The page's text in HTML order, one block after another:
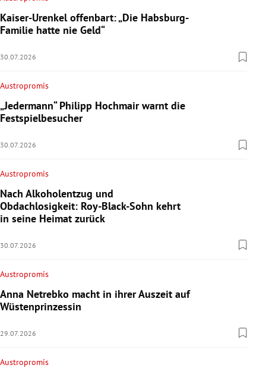
Kaiser-Urenkel offenbart: „Die Habsburg-
Familie hatte nie Geld“
30.07.2026
Austropromis
„Jedermann“ Philipp Hochmair warnt die
Festspielbesucher
30.07.2026
Austropromis
Nach Alkoholentzug und
Obdachlosigkeit: Roy-Black-Sohn kehrt
in seine Heimat zurück
30.07.2026
Austropromis
Anna Netrebko macht in ihrer Auszeit auf
Wüstenprinzessin
29.07.2026
Austropromis